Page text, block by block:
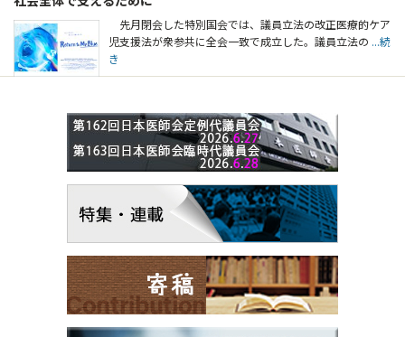
先月閉会した特別国会では、議員立法の改正医療的ケア
児支援法が衆参共に全会一致で成立した。議員立法の ...続
き